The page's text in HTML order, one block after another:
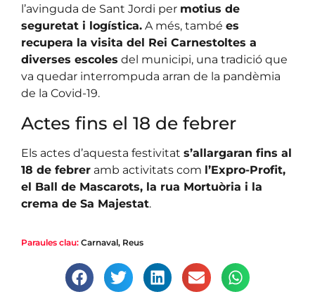
l’avinguda de Sant Jordi per motius de
seguretat i logística. A més, també es
recupera la visita del Rei Carnestoltes a
diverses escoles del municipi, una tradició que
va quedar interrompuda arran de la pandèmia
de la Covid-19.
Actes fins el 18 de febrer
Els actes d’aquesta festivitat s’allargaran fins al
18 de febrer amb activitats com l’Expro-Profit,
el Ball de Mascarots, la rua Mortuòria i la
crema de Sa Majestat.
Paraules clau: Carnaval, Reus